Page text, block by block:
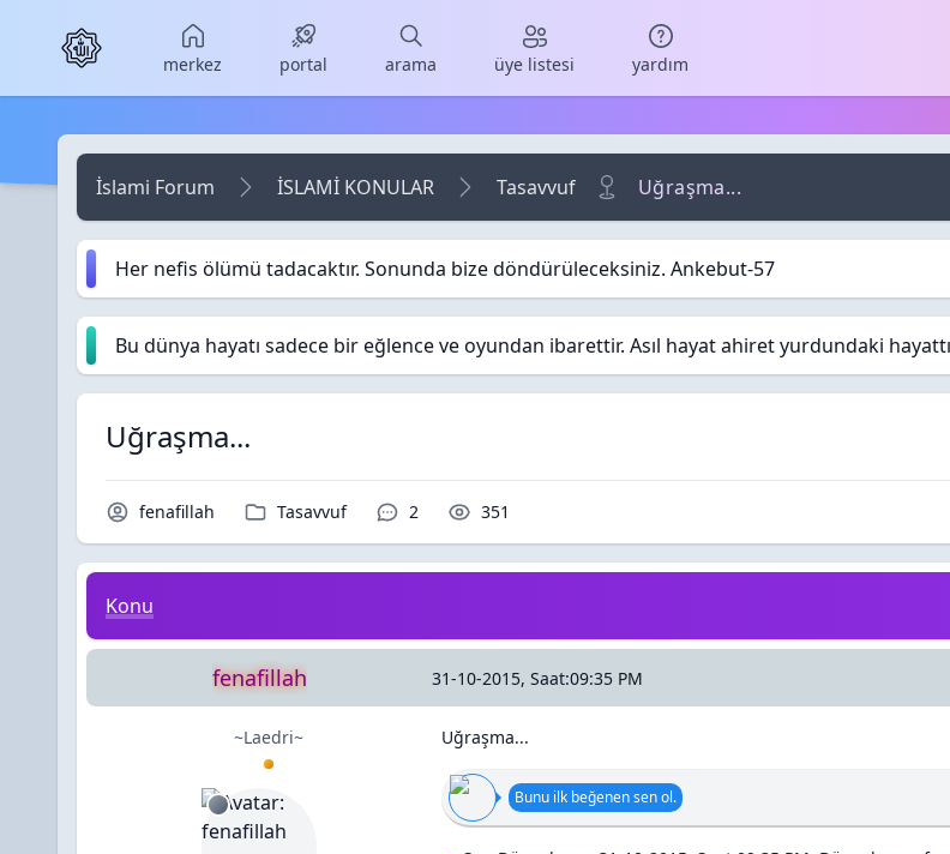
Skip to main content
merkez portal arama üye listesi yardım
İslami Forum İSLAMİ KONULAR Tasavvuf Uğraşma...
Her nefis ölümü tadacaktır. Sonunda bize döndürüleceksiniz. Ankebut-57
Bu dünya hayatı sadece bir eğlence ve oyundan ibarettir. Asıl hayat ahiret yurdundaki
Uğraşma...
Konu Sahibi / Yazar
fenafillah Kategori / Forum
Tasavvuf Yorumlar / Cevaplar
2 Okunma / Görüntüleme
351
Uğraşma...
Konu
fenafillah 31-10-2015, Saat:09:35 PM
~Laedri~ Uğraşma...
Bunu ilk beğenen sen ol.